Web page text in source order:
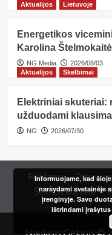
Aktualijos
Lietuvoje
Energetikos
Karolina Štelmokaitė
NG Media
2026/08/03
Aktualijos
Skelbimai
Elektriniai skuteriai:
užduodami
NG 2026/07/30
Reklama
Šeimos kortelė
Naujasis Gėlupis ©
Informuojame, kad
naršydami svetainėje
įrenginyje. Savo
ištrindami